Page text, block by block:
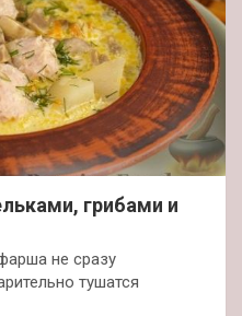
грибами и
не сразу
тушатся